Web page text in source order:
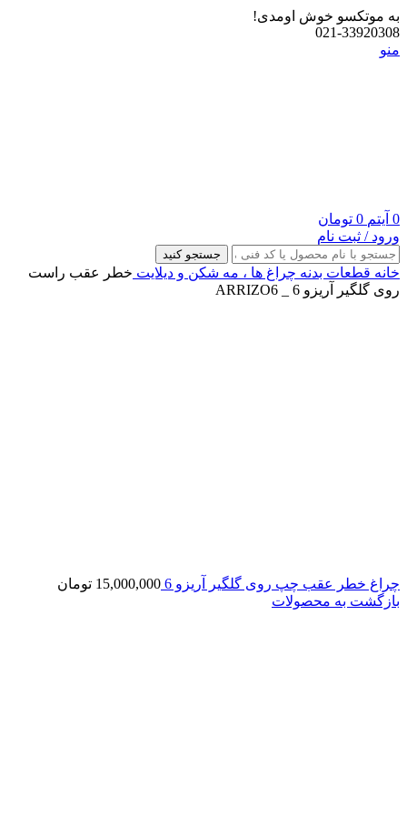
به موتکسو خوش اومدی!
021-33920308
منو
0 آیتم 0 تومان
ورود / ثبت نام
جستجو کنید
خانه قطعات بدنه چراغ‌ ها ، مه‌ شکن و دیلایت خطر عقب راست
روی گلگیر آریزو 6 _ ARRIZO6
چراغ خطر عقب چپ روی گلگیر آریزو 6 15,000,000 تومان
بازگشت به محصولات